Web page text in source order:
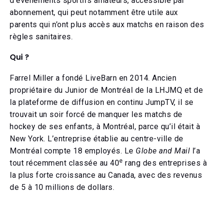
abonnement, qui peut notamment être utile aux
parents qui n’ont plus accès aux matchs en raison des
règles sanitaires.
Qui ?
Farrel Miller a fondé LiveBarn en 2014. Ancien
propriétaire du Junior de Montréal de la LHJMQ et de
la plateforme de diffusion en continu JumpTV, il se
trouvait un soir forcé de manquer les matchs de
hockey de ses enfants, à Montréal, parce qu’il était à
New York. L’entreprise établie au centre-ville de
Montréal compte 18 employés. Le Globe and Mail l’a
tout récemment classée au 40e rang des entreprises à
la plus forte croissance au Canada, avec des revenus
de 5 à 10 millions de dollars.